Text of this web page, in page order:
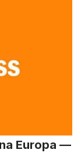
Europa —